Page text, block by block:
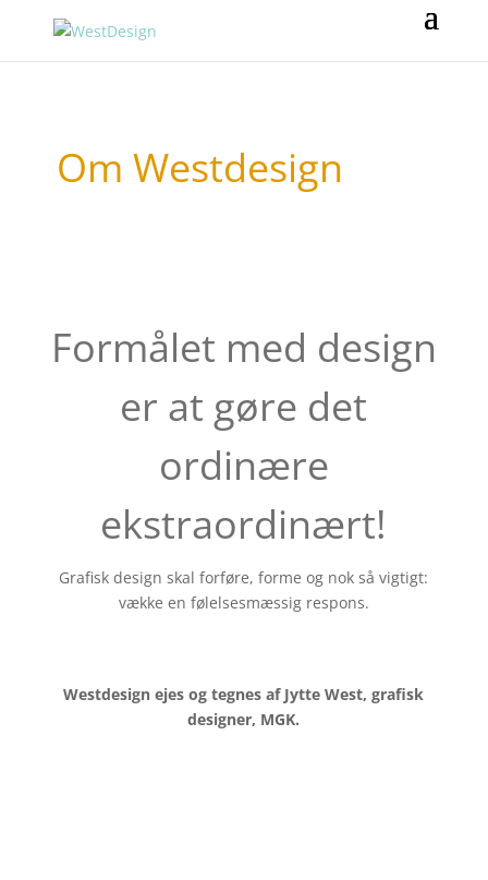
Om Westdesign
Formålet med design
er at gøre det
ordinære
ekstraordinært!
Grafisk design skal forføre, forme og nok så vigtigt:
vække en følelsesmæssig respons.
Westdesign ejes og tegnes af Jytte West, grafisk
designer, MGK.